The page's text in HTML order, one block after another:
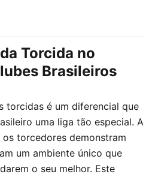
Torcida no
Brasileiros
torcidas é um diferencial que
uma liga tão especial. A
torcedores demonstram
um ambiente único que
o seu melhor. Este